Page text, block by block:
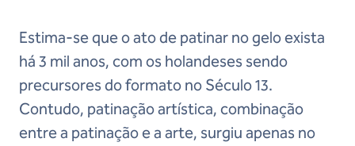
Estima-se que o ato de patinar no gelo exista
há 3 mil anos, com os holandeses sendo
precursores do formato no Século 13.
Contudo, patinação artística, combinação
entre a patinação e a arte, surgiu apenas no